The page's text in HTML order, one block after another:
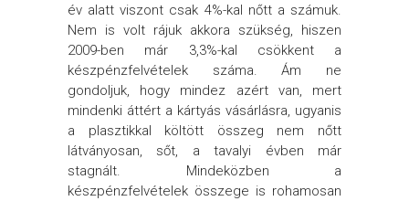
év alatt viszont csak 4%-kal nőtt a számuk.
Nem is volt rájuk akkora szükség, hiszen
2009-ben már 3,3%-kal csökkent a
készpénzfelvételek száma. Ám ne
gondoljuk, hogy mindez azért van, mert
mindenki áttért a kártyás vásárlásra, ugyanis
a plasztikkal költött összeg nem nőtt
látványosan, sőt, a tavalyi évben már
stagnált. Mindeközben a
készpénzfelvételek összege is rohamosan